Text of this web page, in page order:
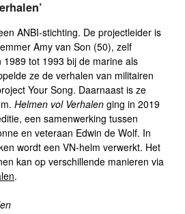
ANBI-stichting. De projectleider is
Amy van Son (50), zelf
tot 1993 bij de marine als
ze de verhalen van militairen
Your Song. Daarnaast is ze
Helmen vol Verhalen ging in 2019
een samenwerking tussen
en veteraan Edwin de Wolf. In
wordt een VN-helm verwerkt. Het
kan op verschillende manieren via
.